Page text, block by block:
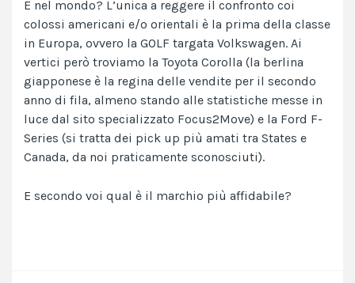
E nel mondo? L’unica a reggere il confronto coi
colossi americani e/o orientali è la prima della classe
in Europa, ovvero la GOLF targata Volkswagen. Ai
vertici però troviamo la Toyota Corolla (la berlina
giapponese è la regina delle vendite per il secondo
anno di fila, almeno stando alle statistiche messe in
luce dal sito specializzato Focus2Move) e la Ford F-
Series (si tratta dei pick up più amati tra States e
Canada, da noi praticamente sconosciuti).
E secondo voi qual è il marchio più affidabile?